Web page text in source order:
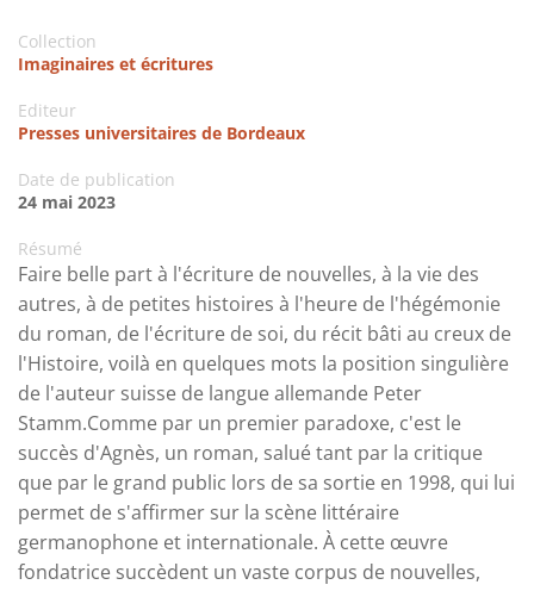
Collection
Imaginaires et écritures
Editeur
Presses universitaires de Bordeaux
Date de publication
24 mai 2023
Résumé
Faire belle part à l'écriture de nouvelles, à la vie des
autres, à de petites histoires à l'heure de l'hégémonie
du roman, de l'écriture de soi, du récit bâti au creux de
l'Histoire, voilà en quelques mots la position singulière
de l'auteur suisse de langue allemande Peter
Stamm.Comme par un premier paradoxe, c'est le
succès d'Agnès, un roman, salué tant par la critique
que par le grand public lors de sa sortie en 1998, qui lui
permet de s'affirmer sur la scène littéraire
germanophone et internationale. À cette œuvre
fondatrice succèdent un vaste corpus de nouvelles,